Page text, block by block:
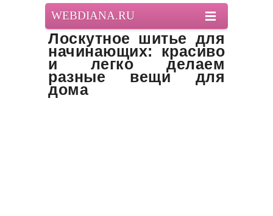
WEBDIANA.RU
Лоскутное шитье для
начинающих: красиво
и легко делаем
разные вещи для
дома